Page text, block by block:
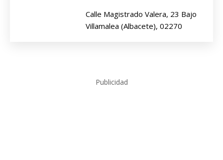
Calle Magistrado Valera, 23 Bajo
Villamalea (Albacete), 02270
Publicidad